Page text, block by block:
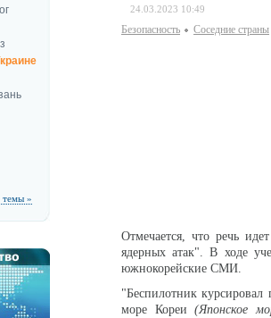
темы »
24.03.2023 10:49
Безопаcность Соседние страны
Отмечается, что речь
ядерных атак". В ходе
южнокорейские СМИ.
"Беспилотник
море Кореи(Японское